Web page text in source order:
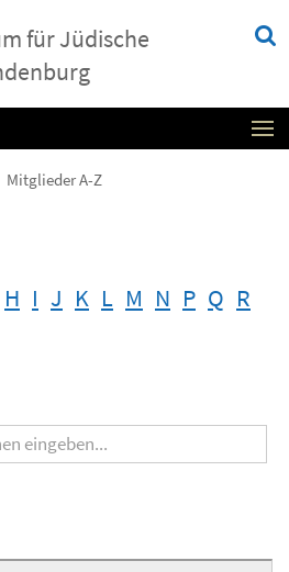
für Jüdische
Mitglieder A-Z
H I J K L M N P Q R